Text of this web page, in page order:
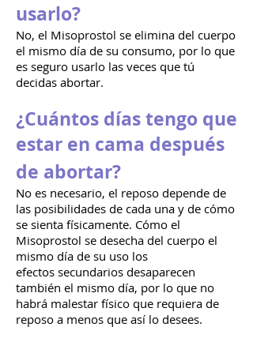
usarlo?
No, el Misoprostol se elimina del cuerpo
el mismo día de su consumo, por lo que
es seguro usarlo las veces que tú
decidas abortar.
¿Cuántos días tengo que
estar en cama después
de abortar?
No es necesario, el reposo depende de
las posibilidades de cada una y de cómo
se sienta físicamente. Cómo el
Misoprostol se desecha del cuerpo el
mismo día de su uso los
efectos secundarios desaparecen
también el mismo día, por lo que no
habrá malestar físico que requiera de
reposo a menos que así lo desees.